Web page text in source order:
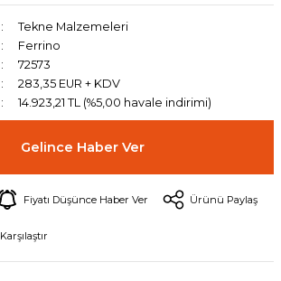
Tekne Malzemeleri
Ferrino
72573
283,35 EUR + KDV
14.923,21 TL (%5,00 havale indirimi)
Gelince Haber Ver
Fiyatı Düşünce Haber Ver Ürünü Paylaş
Karşılaştır